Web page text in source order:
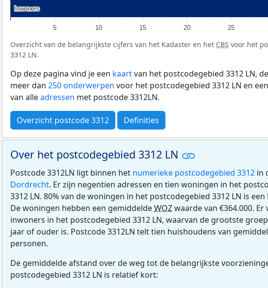
5 10 15 20 25
Inwoners
Inwoners
Overzicht van de belangrijkste cijfers van het Kadaster en het CBS voor het
3312 LN.
Op deze pagina vind je een kaartvan het postcodegebied 3312 LN,
meer dan 250 onderwerpen voor het postcodegebied 3312 LN en
van alleadressen met postcode 3312LN.
Overzicht postcode 3312 Definities
Over het postcodegebied 3312 LN
Postcode 3312LN ligt binnen het numerieke postcodegebied 3312 in
Dordrecht. Er zijn negentien adressen en tien woningen in het
3312 LN. 80% van de woningen in het postcodegebied 3312 LN is
De woningen hebben een gemiddeldeWOZwaarde van €364.000. Er
inwoners in het postcodegebied 3312 LN, waarvan de grootste groep
jaar of ouder is. Postcode 3312LN telt tien huishoudens van
personen.
De gemiddelde afstand over de weg tot de belangrijkste
postcodegebied 3312 LN is relatief kort: